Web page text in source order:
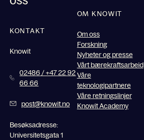
KONTAKT
Knowit
02486 / +47 22 92
66 66
post@knowit.no
Besøksadresse:
Universitetsgata 1
OM KNOWIT
Om oss
Forskning
Nyheter og presse
Vårt bærekraftsarbeid
Våre
teknologipartnere
Våre retningslinjer
Knowit Academy